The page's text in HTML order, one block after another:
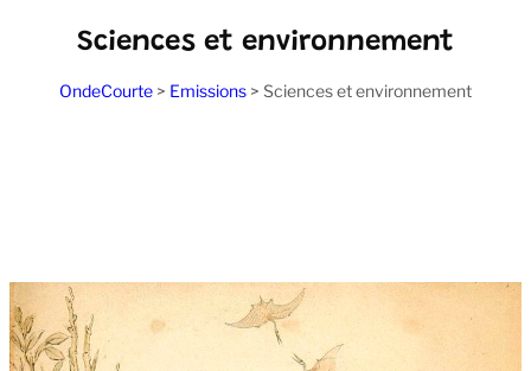
Sciences et environnement
OndeCourte > Emissions > Sciences et environnement